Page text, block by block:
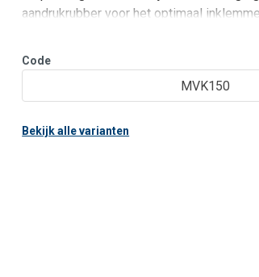
aandrukrubber voor het optimaal
Standaard ka
Code
MVK150
Bekijk alle varianten